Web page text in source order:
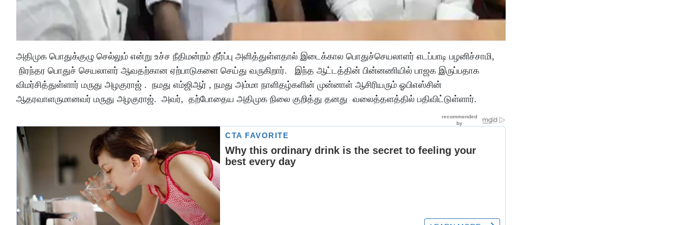
அதிமுக பொதுக்குழு செல்லும் என்று உச்ச நீதிமன்றம் தீர்ப்பு அளித்துள்ளதால் இடைக்கால பொதுச்செயலாளர் எடப்பாடி பழனிச்சாமி,
நிரந்தர பொதுச் செயலாளர் ஆவதற்கான ஏற்பாடுகளை செய்து வருகிறார். இந்த ஆட்டத்தின் பின்னணியில் பாஜக இருப்பதாக
விமர்சித்துள்ளார் மருது அழகுராஜ் . நமது எம்ஜிஆர் , நமது அம்மா நாளிதழ்களின் முன்னாள் ஆசிரியரும் ஓபிஎஸ்சின்
ஆதரவாளருமானவர் மருது அழகுராஜ். அவர், தற்போதைய அதிமுக நிலை குறித்து தனது வலைத்தளத்தில் பதிவிட்டுள்ளார்.